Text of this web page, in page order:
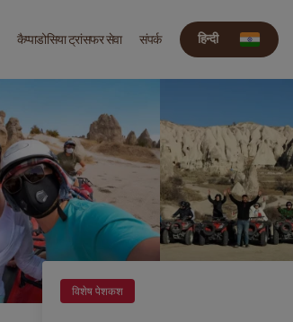
कैप्पाडोसिया ट्रांसफर सेवा संपर्क हिन्दी
विशेष पेशकश